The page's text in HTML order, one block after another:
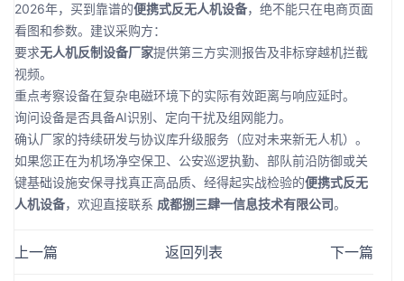
2026年，买到靠谱的便携式反无人机设备，绝不能只在电商页面
看图和参数。建议采购方：
要求无人机反制设备厂家提供第三方实测报告及非标穿越机拦截
视频。
重点考察设备在复杂电磁环境下的实际有效距离与响应延时。
询问设备是否具备AI识别、定向干扰及组网能力。
确认厂家的持续研发与协议库升级服务（应对未来新无人机）。
如果您正在为机场净空保卫、公安巡逻执勤、部队前沿防御或关
键基础设施安保寻找真正高品质、经得起实战检验的便携式反无
人机设备，欢迎直接联系 成都捌三肆一信息技术有限公司。
上一篇 返回列表 下一篇